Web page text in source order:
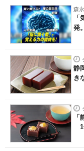
森
発
静
き
1